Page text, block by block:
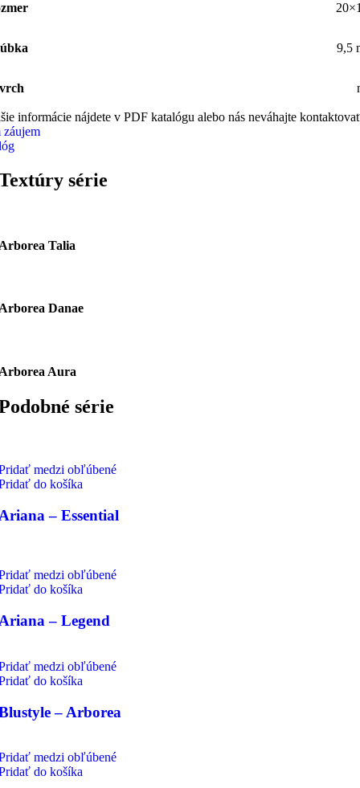
9,5
informácie nájdete v PDF katalógu alebo nás neváhajte
záujem
série
Talia
Danae
Aura
série
medzi obľúbené
do košíka
– Essential
medzi obľúbené
do košíka
– Legend
medzi obľúbené
do košíka
– Arborea
medzi obľúbené
do košíka